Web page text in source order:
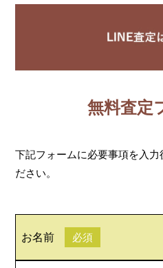
無料査定
下記フォームに必要事項を入力
ださい。
お名前 必須